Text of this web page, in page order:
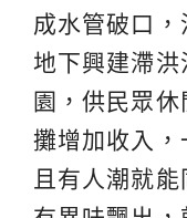
成水管破口
地下興建滯
園，供民眾
攤增加收入，
且有人潮就